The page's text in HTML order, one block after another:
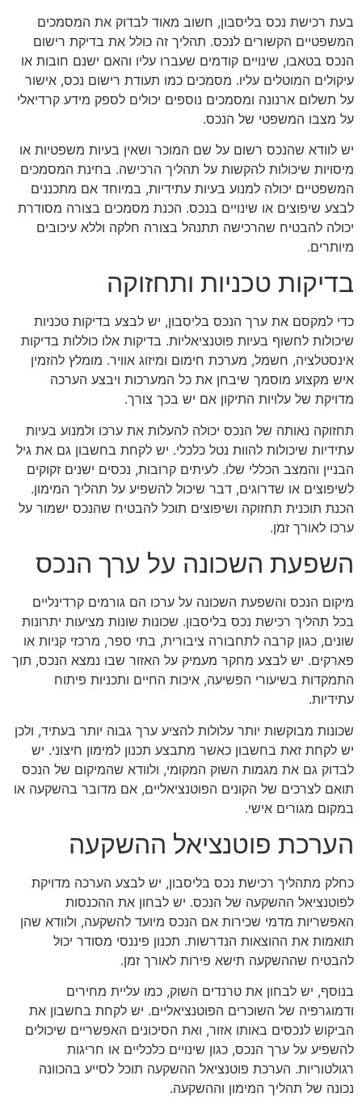
בעת רכישת נכס בליסבון, חשוב מאוד לבדוק את המסמכים
המשפטיים הקשורים לנכס. תהליך זה כולל את בדיקת רישום
הנכס בטאבו, שינויים קודמים שעברו עליו והאם ישנם חובות או
עיקולים המוטלים עליו. מסמכים כמו תעודת רישום נכס, אישור
על תשלום ארנונה ומסמכים נוספים יכולים לספק מידע קרדיאלי
על מצבו המשפטי של הנכס.
יש לוודא שהנכס רשום על שם המוכר ושאין בעיות משפטיות או
מיסויות שיכולות להקשות על תהליך הרכישה. בחינת המסמכים
המשפטיים יכולה למנוע בעיות עתידיות, במיוחד אם מתכננים
לבצע שיפוצים או שינויים בנכס. הכנת מסמכים בצורה מסודרת
יכולה להבטיח שהרכישה תתנהל בצורה חלקה וללא עיכובים
מיותרים.
בדיקות טכניות ותחזוקה
כדי למקסם את ערך הנכס בליסבון, יש לבצע בדיקות טכניות
שיכולות לחשוף בעיות פוטנציאליות. בדיקות אלו כוללות בדיקות
אינסטלציה, חשמל, מערכת חימום ומיזוג אוויר. מומלץ להזמין
איש מקצוע מוסמך שיבחן את כל המערכות ויבצע הערכה
מדויקת של עלויות התיקון אם יש בכך צורך.
תחזוקה נאותה של הנכס יכולה להעלות את ערכו ולמנוע בעיות
עתידיות שיכולות להוות נטל כלכלי. יש לקחת בחשבון גם את גיל
הבניין והמצב הכללי שלו. לעיתים קרובות, נכסים ישנים זקוקים
לשיפוצים או שדרוגים, דבר שיכול להשפיע על תהליך המימון.
הכנת תוכנית תחזוקה ושיפוצים תוכל להבטיח שהנכס ישמור על
ערכו לאורך זמן.
השפעת השכונה על ערך הנכס
מיקום הנכס והשפעת השכונה על ערכו הם גורמים קרדינליים
בכל תהליך רכישת נכס בליסבון. שכונות שונות מציעות יתרונות
שונים, כגון קרבה לתחבורה ציבורית, בתי ספר, מרכזי קניות או
פארקים. יש לבצע מחקר מעמיק על האזור שבו נמצא הנכס, תוך
התמקדות בשיעורי הפשיעה, איכות החיים ותכניות פיתוח
עתידיות.
שכונות מבוקשות יותר עלולות להציע ערך גבוה יותר בעתיד, ולכן
יש לקחת זאת בחשבון כאשר מתבצע תכנון למימון חיצוני. יש
לבדוק גם את מגמות השוק המקומי, ולוודא שהמיקום של הנכס
תואם לצרכים של הקונים הפוטנציאליים, אם מדובר בהשקעה או
במקום מגורים אישי.
הערכת פוטנציאל ההשקעה
כחלק מתהליך רכישת נכס בליסבון, יש לבצע הערכה מדויקת
לפוטנציאל ההשקעה של הנכס. יש לבחון את ההכנסות
האפשריות מדמי שכירות אם הנכס מיועד להשקעה, ולוודא שהן
תואמות את ההוצאות הנדרשות. תכנון פיננסי מסודר יכול
להבטיח שההשקעה תישא פירות לאורך זמן.
בנוסף, יש לבחון את טרנדים השוק, כמו עליית מחירים
ודמוגרפיה של השוכרים הפוטנציאליים. יש לקחת בחשבון את
הביקוש לנכסים באותו אזור, ואת הסיכונים האפשריים שיכולים
להשפיע על ערך הנכס, כגון שינויים כלכליים או חריגות
רגולטוריות. הערכת פוטנציאל ההשקעה תוכל לסייע בהכוונה
נכונה של תהליך המימון וההשקעה.